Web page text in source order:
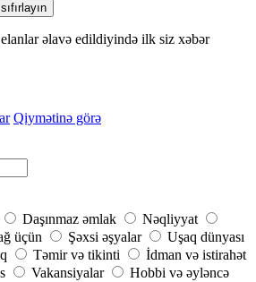
əlavə edildiyində ilk siz xəbər
Qiymətinə görə
Daşınmaz əmlak
Nəqliyyat
üçün Şəxsi əşyalar
Uşaq dünyası
Təmir və tikinti
İdman və istirahət
Vakansiyalar
Hobbi və əyləncə